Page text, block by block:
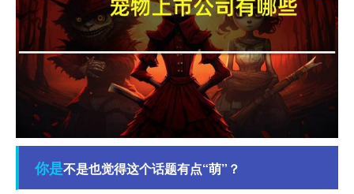
你是不是也觉得这个话题有点“萌”？